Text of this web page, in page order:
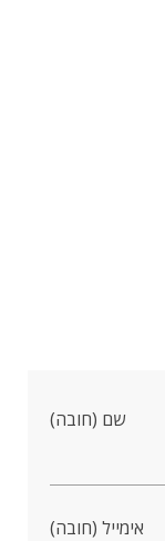
שם (חובה)
אימייל (חובה)